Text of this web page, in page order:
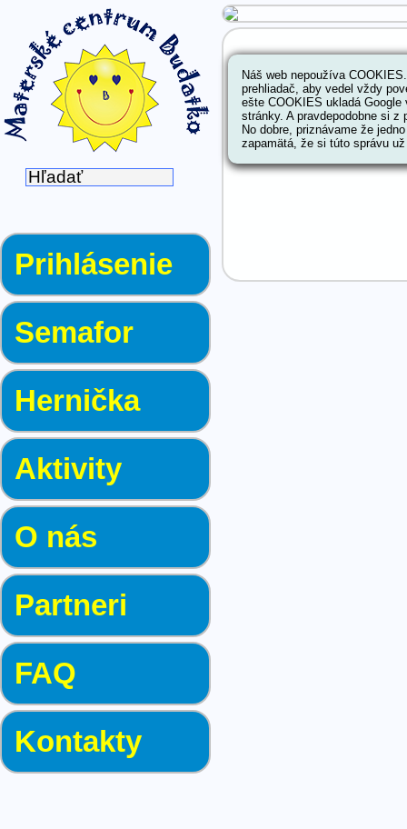
Náš web nepoužíva
prehliadač, aby vedel vždy
ešte COOKIES ukladá
stránky. A pravdepodobne si
No dobre, priznávame že
zapamätá, že si túto správu
Prihlásenie
Semafor
Hernička
Aktivity
O nás
Partneri
FAQ
Kontakty
Udalosti aktivity ->
Vianočné